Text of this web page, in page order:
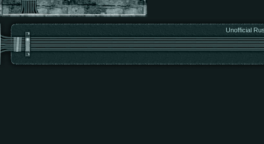
Unofficial